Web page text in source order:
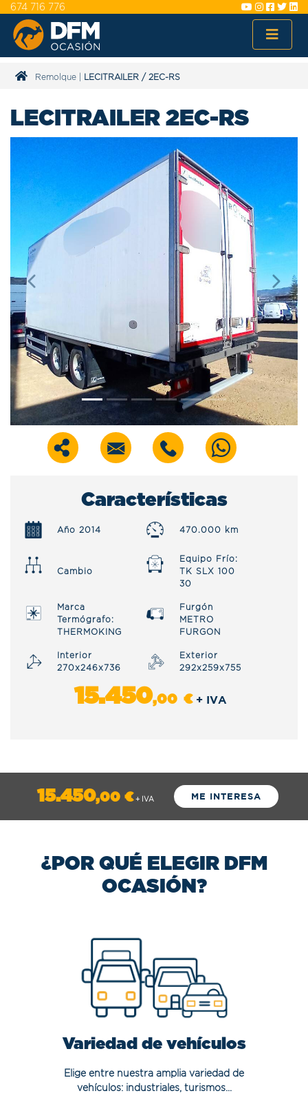
674 716 776
Remolque LECITRAILER / 2EC-RS
LECITRAILER 2EC-RS
Previous Next
Características
Año 2014 470.000 km
Cambio
Equipo Frío:
TK SLX 100
30
Marca
Termógrafo:
THERMOKING
Furgón
METRO
FURGON
Interior
270x246x736
Exterior
292x259x755
15.450,00 €+ IVA
15.450,00 €+ IVA ME INTERESA
¿POR QUÉ ELEGIR DFM
OCASIÓN?
Variedad de vehículos
Elige entre nuestra amplia variedad de
vehículos: industriales, turismos...